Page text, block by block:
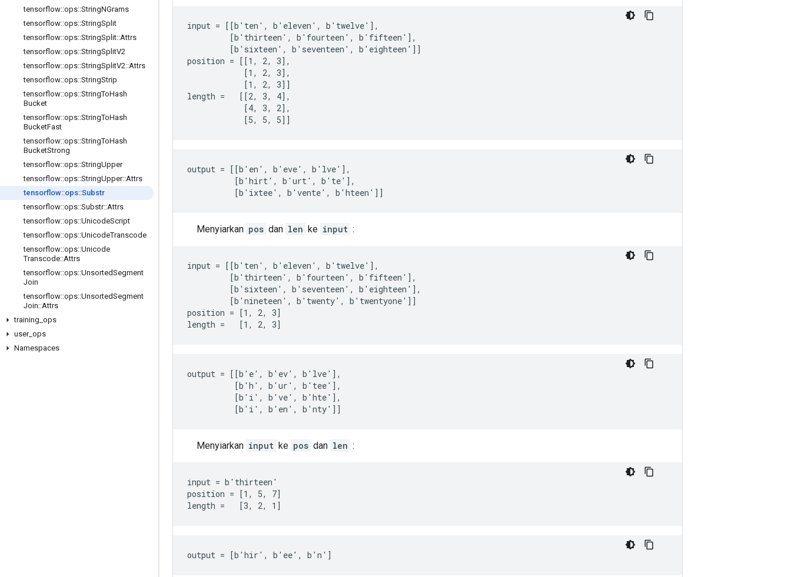
tensorflow::ops::StringNGrams
tensorflow::ops::StringSplit
tensorflow::ops::StringSplit::Attrs
tensorflow::ops::StringSplitV2
tensorflow::ops::StringSplitV2::Attrs
tensorflow::ops::StringStrip
tensorflow::ops::StringToHash
Bucket
tensorflow::ops::StringToHash
BucketFast
tensorflow::ops::StringToHash
BucketStrong
tensorflow::ops::StringUpper
tensorflow::ops::StringUpper::Attrs
tensorflow::ops::Substr
tensorflow::ops::Substr::Attrs
tensorflow::ops::UnicodeScript
tensorflow::ops::UnicodeTranscode
tensorflow::ops::Unicode
Transcode::Attrs
tensorflow::ops::UnsortedSegment
Join
tensorflow::ops::UnsortedSegment
Join::Attrs
training ops
user_ ops
Namespaces
input = [[b'ten', b'eleven', b'twelve'],
         [b'thirteen', b'fourteen', b'fifteen'],
         [b'sixteen', b'seventeen', b'eighteen']]
position = [[1, 2, 3],
            [1, 2, 3],
            [1, 2, 3]]
length =   [[2, 3, 4],
            [4, 3, 2],
            [5, 5, 5]]
output = [[b'en', b'eve', b'lve'],
          [b'hirt', b'urt', b'te'],
          [b'ixtee', b'vente', b'hteen']]
Menyiarkan pos dan len ke input :
input = [[b'ten', b'eleven', b'twelve'],
         [b'thirteen', b'fourteen', b'fifteen'],
         [b'sixteen', b'seventeen', b'eighteen'],
         [b'nineteen', b'twenty', b'twentyone']]
position = [1, 2, 3]
length =   [1, 2, 3]
output = [[b'e', b'ev', b'lve'],
          [b'h', b'ur', b'tee'],
          [b'i', b've', b'hte'],
          [b'i', b'en', b'nty']]
Menyiarkan input ke pos dan len :
input = b'thirteen'
position = [1, 5, 7]
length =   [3, 2, 1]
output = [b'hir', b'ee', b'n']